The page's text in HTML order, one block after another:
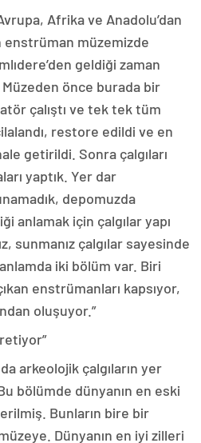
Afrika ve Anadolu’dan
enstrüman müzemizde
geldiği zaman
önce burada bir
çalıştı ve tek tek tüm
restore edildi ve en
getirildi. Sonra çalgıları
yaptık. Yer dar
depomuzda
anlamak için çalgılar yapı
sunmanız çalgılar sayesinde
iki bölüm var. Biri
enstrümanları kapsıyor,
oluşuyor.”
arkeolojik çalgıların yer
bölümde dünyanın en eski
Bunların bire bir
Dünyanın en iyi zilleri